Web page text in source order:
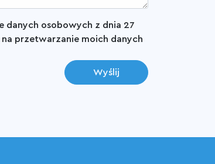
danych osobowych z dnia 27
na przetwarzanie moich danych
Wyślij